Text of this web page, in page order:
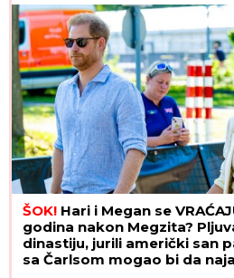
ŠOK! Hari i Megan se
godina nakon Megzita?
dinastiju, jurili američki san
sa Čarlsom mogao bi da